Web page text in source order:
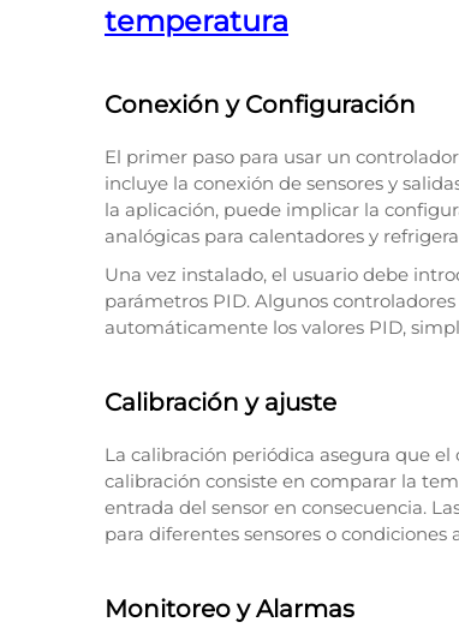
temperatura
Conexión y Configuración
El primer paso para usar un
incluye la conexión de sensores y
la aplicación, puede implicar la
analógicas para calentadores y
Una vez instalado, el usuario debe
parámetros PID. Algunos
automáticamente los valores PID,
Calibración y ajuste
La calibración periódica asegura que
calibración consiste en comparar la
entrada del sensor en consecuencia.
para diferentes sensores o condiciones
Monitoreo y Alarmas